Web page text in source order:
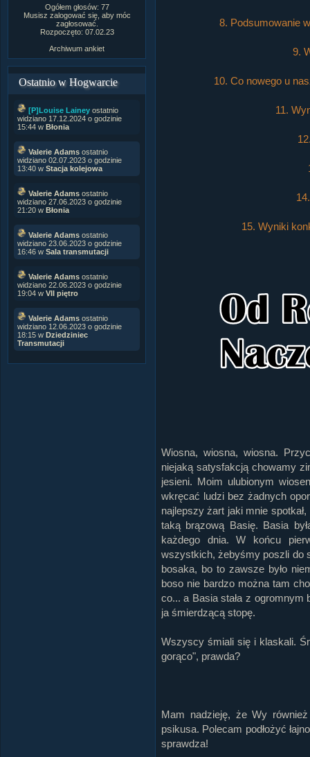
Ogółem głosów: 77
Musisz zalogować się, aby móc
zagłosować.
Rozpoczęto: 07.02.23
Archiwum ankiet
Ostatnio w Hogwarcie
[P]Louise Lainey ostatnio
widziano 17.12.2024 o godzinie
15:44 w Błonia
Valerie Adams ostatnio
widziano 02.07.2023 o godzinie
13:40 w Stacja kolejowa
Valerie Adams ostatnio
widziano 27.06.2023 o godzinie
21:20 w Błonia
Valerie Adams ostatnio
widziano 23.06.2023 o godzinie
16:46 w Sala transmutacji
Valerie Adams ostatnio
widziano 22.06.2023 o godzinie
19:04 w VII piętro
Valerie Adams ostatnio
widziano 12.06.2023 o godzinie
18:15 w Dziedziniec
Transmutacji
8. Podsumowanie
9.
10. Co nowego u
11.
15. Wyniki
Wiosna, wiosna, wiosna.
niejaką satysfakcją chowamy
jesieni. Moim ulubionym
wkręcać ludzi bez żadnych
najlepszy żart jaki mnie
taką brązową Basię. Basia
każdego dnia. W końcu
wszystkich, żebyśmy poszli do
bosaka, bo to zawsze było
boso nie bardzo można tam
co... a Basia stała z ogromnym
ja śmierdzącą stopę.
Wszyscy śmiali się i klaskali.
gorąco", prawda?
Mam nadzieję, że Wy
psikusa. Polecam podłożyć
sprawdza!